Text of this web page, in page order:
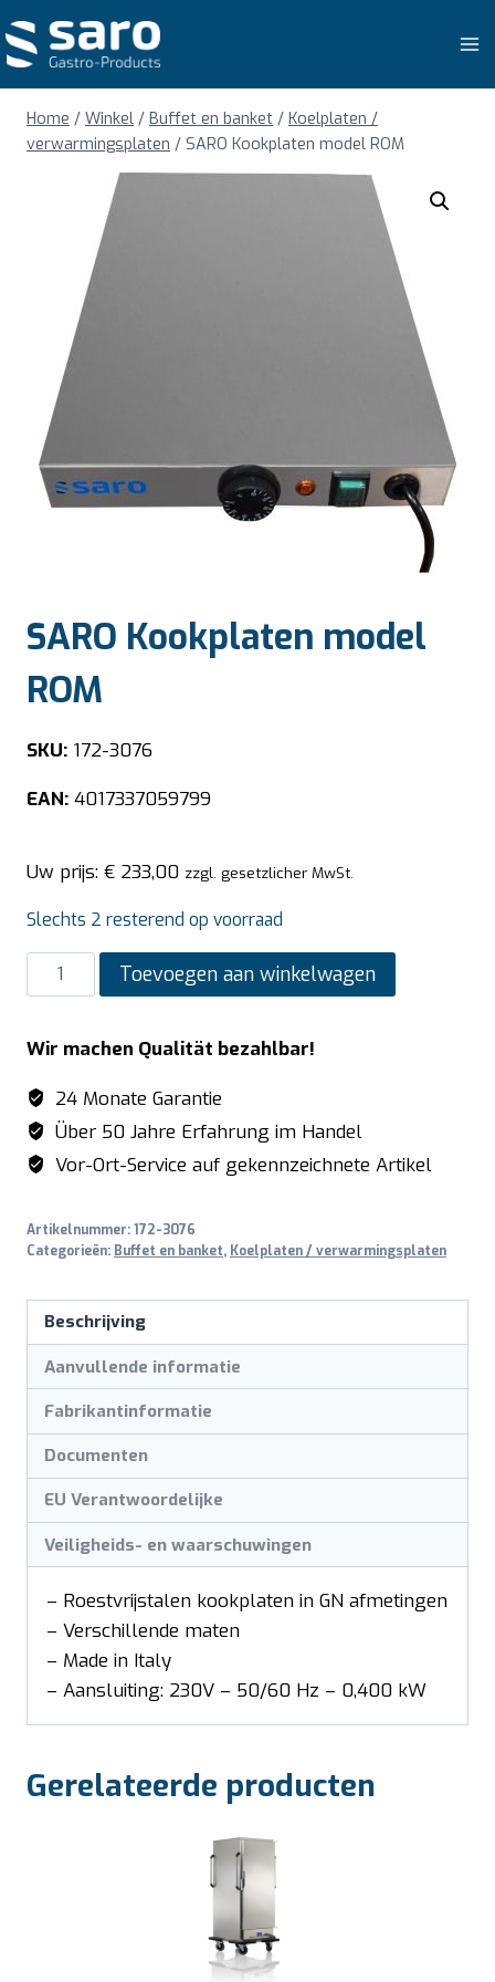
naar
inhoud
Home / Winkel / Buffet en banket / Koelplaten /
verwarmingsplaten / SARO Kookplaten model ROM
SARO Kookplaten model
ROM
SKU: 172-3076
EAN: 4017337059799
Uw prijs: € 233,00 zzgl. gesetzlicher MwSt.
Slechts 2 resterend op voorraad
SARO
Kookplaten
ROM
aantal
Toevoegen aan winkelwagen
Wir machen Qualität bezahlbar!
24 Monate Garantie
Über 50 Jahre Erfahrung im Handel
Vor-Ort-Service auf gekennzeichnete Artikel
Artikelnummer:172-3076
Categorieën: Buffet en banket, Koelplaten / verwarmingsplaten
Beschrijving
Aanvullende informatie
Fabrikantinformatie
Documenten
EU Verantwoordelijke
Veiligheids- en waarschuwingen
– Roestvrijstalen kookplaten in GN afmetingen
– Verschillende maten
– Made in Italy
– Aansluiting: 230V – 50/60 Hz – 0,400 kW
Gerelateerde producten